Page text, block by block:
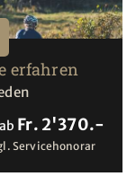
erfahren
ab Fr. 2'370.-
Servicehonorar